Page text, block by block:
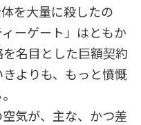
を大量に殺したの
ーゲート」はともか
名目とした巨額契約
よりも、もっと憤慨
気が、主な、かつ差